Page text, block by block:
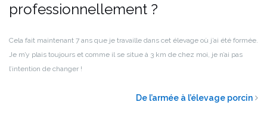
professionnellement ?
Cela fait maintenant 7 ans que je travaille dans cet élevage où j’ai été formée.
Je m’y plais toujours et comme il se situe à 3 km de chez moi, je n’ai pas
l’intention de changer !
De l’armée à l’élevage porcin